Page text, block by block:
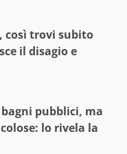
così trovi subito
il disagio e
pubblici, ma
lo rivela la